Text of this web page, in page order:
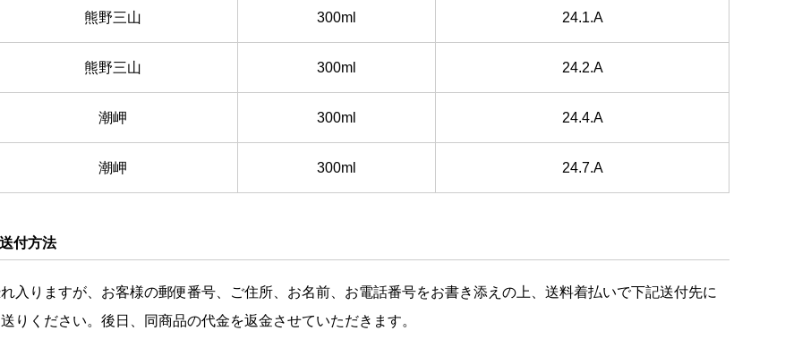
熊野三山 300ml 24.1.A
熊野三山 300ml 24.2.A
潮岬 300ml 24.4.A
潮岬 300ml 24.7.A
付方法
入りますが、お客様の郵便番号、ご住所、お名前、お電話番号をお書き添えの上、送料着払いで下記送付先に
りください。後日、同商品の代金を返金させていただきます。